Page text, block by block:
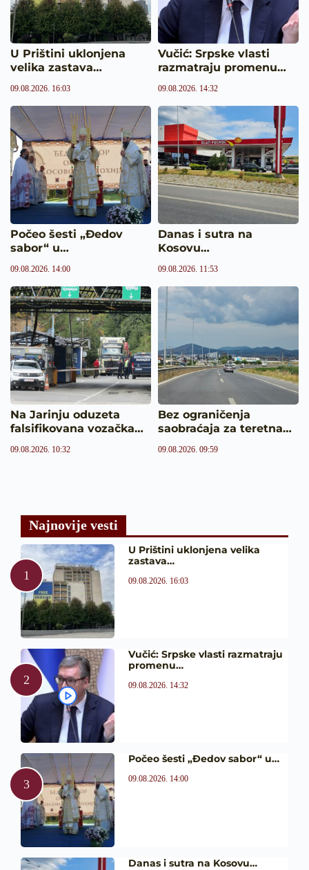
U Prištini uklonjena
velika zastava…
09.08.2026. 16:03
Vučić: Srpske vlasti
razmatraju promenu…
09.08.2026. 14:32
Počeo šesti „Đedov
sabor“ u…
09.08.2026. 14:00
Danas i sutra na
Kosovu…
09.08.2026. 11:53
Na Jarinju oduzeta
falsifikovana vozačka…
09.08.2026. 10:32
Bez ograničenja
saobraćaja za teretna…
09.08.2026. 09:59
Najnovije vesti
U Prištini uklonjena velika
zastava…
09.08.2026. 16:03
Vučić: Srpske vlasti razmatraju
promenu…
09.08.2026. 14:32
Počeo šesti „Đedov sabor“ u…
09.08.2026. 14:00
Danas i sutra na Kosovu…